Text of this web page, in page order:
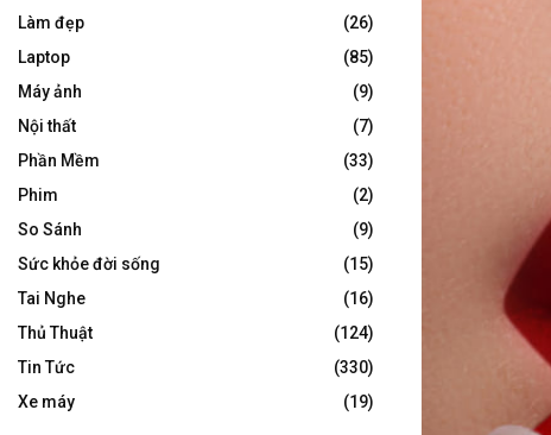
Làm đẹp
(26)
Laptop
(85)
Máy ảnh
(9)
Nội thất
(7)
Phần Mềm
(33)
Phim
(2)
So Sánh
(9)
Sức khỏe đời sống
(15)
Tai Nghe
(16)
Thủ Thuật
(124)
Tin Tức
(330)
Xe máy
(19)